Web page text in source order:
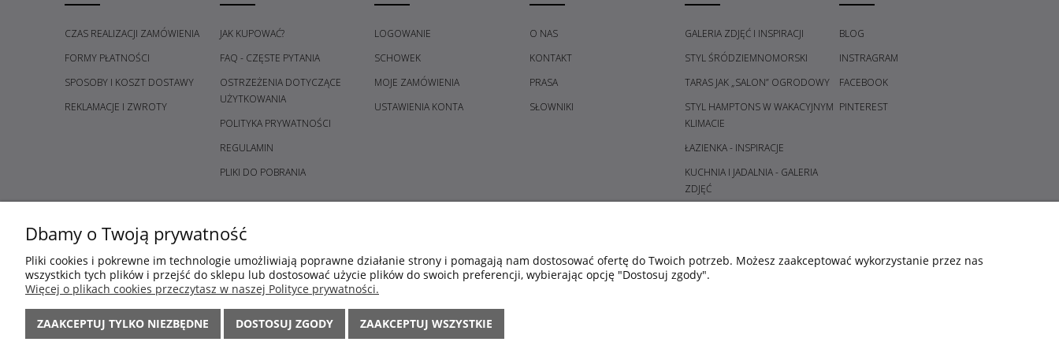
CZAS REALIZACJI ZAMÓWIENIA
FORMY PŁATNOŚCI
SPOSOBY I KOSZT DOSTAWY
REKLAMACJE I ZWROTY
JAK KUPOWAĆ?
FAQ - CZĘSTE PYTANIA
OSTRZEŻENIA DOTYCZĄCE
UŻYTKOWANIA
POLITYKA PRYWATNOŚCI
REGULAMIN
PLIKI DO POBRANIA
LOGOWANIE
SCHOWEK
MOJE ZAMÓWIENIA
USTAWIENIA KONTA
O NAS
KONTAKT
PRASA
SŁOWNIKI
GALERIA ZDJĘĆ I INSPIRACJI
STYL ŚRÓDZIEMNOMORSKI
TARAS JAK „SALON” OGRODOWY
STYL HAMPTONS W WAKACYJNYM
KLIMACIE
ŁAZIENKA - INSPIRACJE
KUCHNIA I JADALNIA - GALERIA
ZDJĘĆ
SYPIALNIA - GALERIA POMYSŁÓW
ŚWIECE I ŚWIECZNIKI - GALERIA
BLOG
INSTRAGRAM
FACEBOOK
PINTEREST
Dbamy o Twoją prywatność
Pliki cookies i pokrewne im technologie umożliwiają poprawne działanie strony i pomagają nam dostosować ofertę do Twoich potrzeb. Możesz zaakceptować wykorzystanie przez nas
wszystkich tych plików i przejść do sklepu lub dostosować użycie plików do swoich preferencji, wybierając opcję "Dostosuj zgody".
Więcej o plikach cookies przeczytasz w naszej Polityce prywatności.
ZAAKCEPTUJ TYLKO NIEZBĘDNE DOSTOSUJ ZGODY ZAAKCEPTUJ WSZYSTKIE